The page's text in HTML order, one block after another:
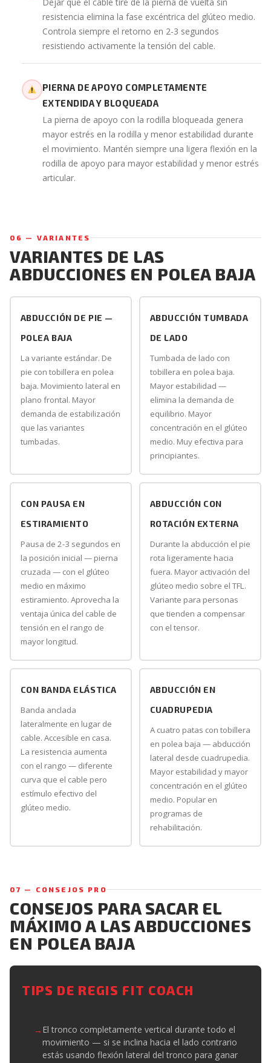
resistencia elimina la fase excéntrica del glúteo medio.
Controla siempre el retorno en 2-3 segundos
resistiendo activamente la tensión del cable.
PIERNA DE APOYO COMPLETAMENTE
EXTENDIDA Y BLOQUEADA
La pierna de apoyo con la rodilla bloqueada genera
mayor estrés en la rodilla y menor estabilidad durante
el movimiento. Mantén siempre una ligera flexión en la
rodilla de apoyo para mayor estabilidad y menor estrés
articular.
06 — VARIANTES
VARIANTES DE LAS
ABDUCCIONES EN POLEA BAJA
ABDUCCIÓN DE PIE —
POLEA BAJA
La variante estándar. De
pie con tobillera en polea
baja. Movimiento lateral en
plano frontal. Mayor
demanda de estabilización
que las variantes
tumbadas.
ABDUCCIÓN TUMBADA
DE LADO
Tumbada de lado con
tobillera en polea baja.
Mayor estabilidad —
elimina la demanda de
equilibrio. Mayor
concentración en el glúteo
medio. Muy efectiva para
principiantes.
CON PAUSA EN
ESTIRAMIENTO
Pausa de 2-3 segundos en
la posición inicial — pierna
cruzada — con el glúteo
medio en máximo
estiramiento. Aprovecha la
ventaja única del cable de
tensión en el rango de
mayor longitud.
ABDUCCIÓN CON
ROTACIÓN EXTERNA
Durante la abducción el pie
rota ligeramente hacia
fuera. Mayor activación del
glúteo medio sobre el TFL.
Variante para personas
que tienden a compensar
con el tensor.
CON BANDA ELÁSTICA
Banda anclada
lateralmente en lugar de
cable. Accesible en casa.
La resistencia aumenta
con el rango — diferente
curva que el cable pero
estímulo efectivo del
glúteo medio.
ABDUCCIÓN EN
CUADRUPEDIA
A cuatro patas con tobillera
en polea baja — abducción
lateral desde cuadrupedia.
Mayor estabilidad y mayor
concentración en el glúteo
medio. Popular en
programas de
rehabilitación.
07 — CONSEJOS PRO
CONSEJOS PARA SACAR EL
MÁXIMO A LAS ABDUCCIONES
EN POLEA BAJA
TIPS DE REGIS FIT COACH
El tronco completamente vertical durante todo el
movimiento — si se inclina hacia el lado contrario
estás usando flexión lateral del tronco para ganar